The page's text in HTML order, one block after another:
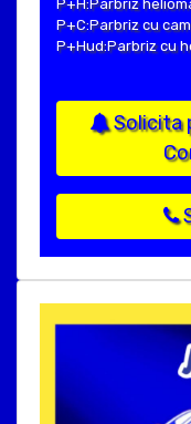
P+H:Parbriz
P+C:Parbriz cu
P+Hud:Parbriz cu
Solicita